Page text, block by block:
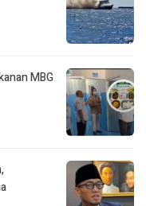
MBG